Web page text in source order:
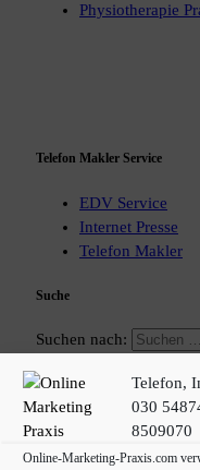
Telefon,
030
8509070
Online-Marketing-Praxis.com
Physiotherapie
Telefon Makler Service
EDV Service
Internet Presse
Telefon Makler
Suche
Suchen nach:
Telefon Makler
Abend